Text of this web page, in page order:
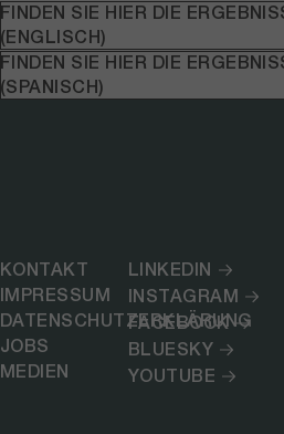
FINDEN SIE HIER DIE
(ENGLISCH)
FINDEN SIE HIER DIE
(SPANISCH)
KONTAKT
IMPRESSUM
DATENSCHUTZERKLÄRUNG
JOBS
MEDIEN
LINKEDIN
INSTAGRAM
FACEBOOK
BLUESKY
YOUTUBE